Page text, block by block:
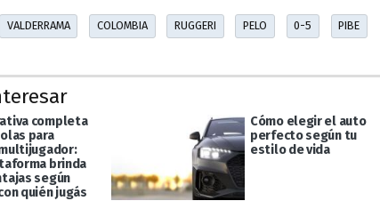
VALDERRAMA COLOMBIA RUGGERI PELO 0-5 PIBE
completa
para
brinda
según
quién jugás
Cómo elegir el auto
perfecto según tu
estilo de vida